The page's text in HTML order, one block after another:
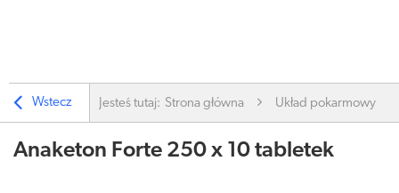
Wstecz Jesteś tutaj: Strona główna Układ pokarmowy
Anaketon Forte 250 x 10 tabletek